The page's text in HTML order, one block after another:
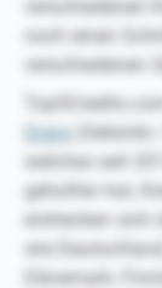
verschiedenen
noch einen
verschiedenen
Draivi
(Helsinki
welches seit
geholfen hat,
erstrecken sich
wie
Dänemark,